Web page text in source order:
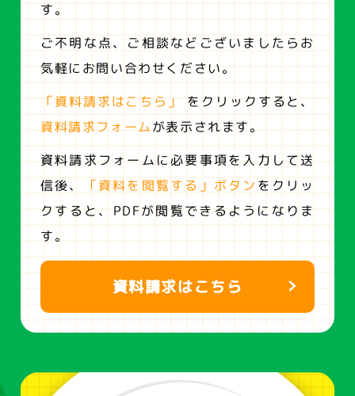
す。
ご不明な点、ご相談などございましたらお
気軽にお問い合わせください。
「資料請求はこちら」
をクリックすると、
資料請求フォームが表示されます。
資料請求フォームに必要事項を入力して送
信後、
「資料を閲覧する」ボタン をクリッ
クすると、 PDFが閲覧できるようになりま
す。
資料請求はこちら